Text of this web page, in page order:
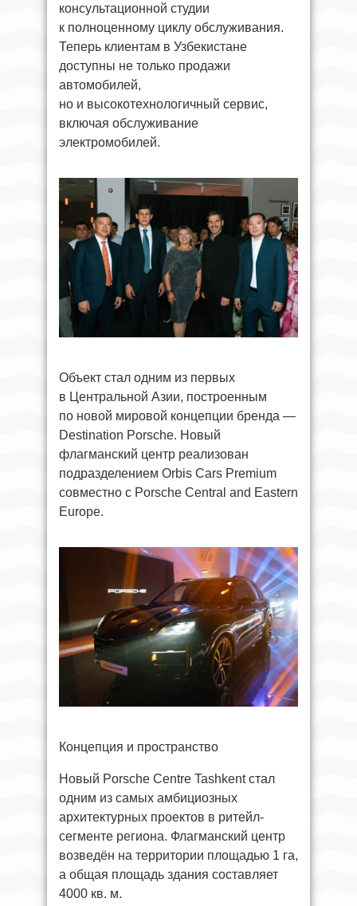
консультационной студии
к полноценному циклу обслуживания.
Теперь клиентам в Узбекистане
доступны не только продажи
автомобилей,
но и высокотехнологичный сервис,
включая обслуживание
электромобилей.
Объект стал одним из первых
в Центральной Азии, построенным
по новой мировой концепции бренда —
Destination Porsche. Новый
флагманский центр реализован
подразделением Orbis Cars Premium
совместно с Porsche Central and Eastern
Europe.
Концепция и пространство
Новый Porsche Centre Tashkent стал
одним из самых амбициозных
архитектурных проектов в ритейл-
сегменте региона. Флагманский центр
возведён на территории площадью 1 га,
а общая площадь здания составляет
4000 кв. м.